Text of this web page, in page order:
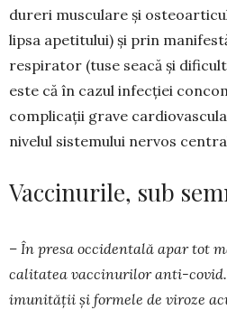
dureri musculare și
lipsa apetitului) și prin
respirator (tuse seacă și
este că în cazul infecției
complicații grave
nivelul sistemului nervos
Vaccinurile, sub
– În presa occidentală apar tot
calitatea vaccinurilor anti-covid.
imunității și formele de viroze